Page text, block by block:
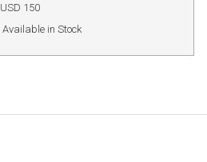
USD 150
Available in Stock